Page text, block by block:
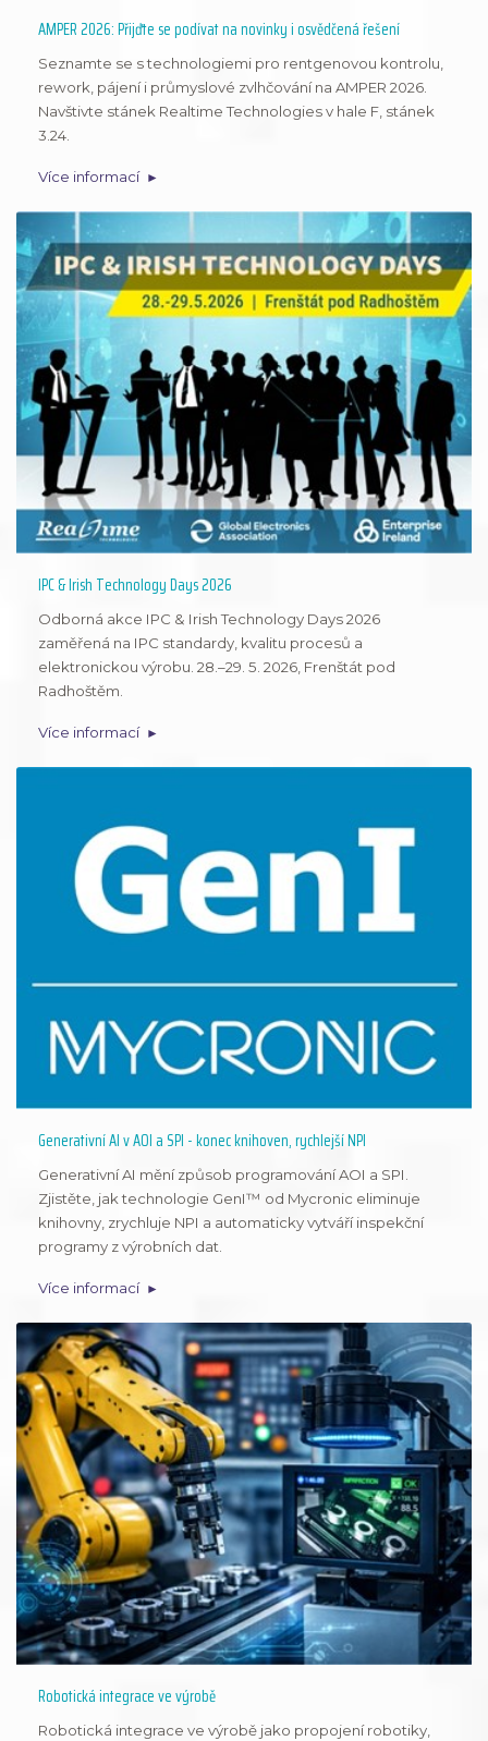
AMPER 2026: Přijďte se podívat na novinky i osvědčená řešení
Seznamte se s technologiemi pro rentgenovou kontrolu,
rework, pájení i průmyslové zvlhčování na AMPER 2026.
Navštivte stánek Realtime Technologies v hale F, stánek
3.24.
Více informací
IPC & Irish Technology Days 2026
Odborná akce IPC & Irish Technology Days 2026
zaměřená na IPC standardy, kvalitu procesů a
elektronickou výrobu. 28.–29. 5. 2026, Frenštát pod
Radhoštěm.
Více informací
Generativní AI v AOI a SPI - konec knihoven, rychlejší NPI
Generativní AI mění způsob programování AOI a SPI.
Zjistěte, jak technologie GenI™ od Mycronic eliminuje
knihovny, zrychluje NPI a automaticky vytváří inspekční
programy z výrobních dat.
Více informací
Robotická integrace ve výrobě
Robotická integrace ve výrobě jako propojení robotiky,